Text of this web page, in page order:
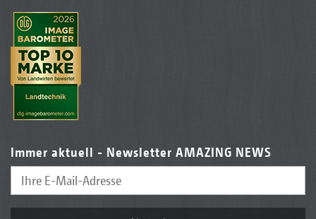
Immer aktuell - Newsletter AMAZING NEWS